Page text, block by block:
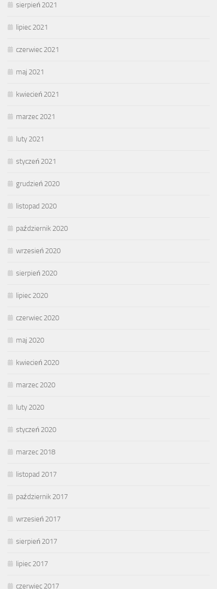
sierpień 2021
lipiec 2021
czerwiec 2021
maj 2021
kwiecień 2021
marzec 2021
luty 2021
styczeń 2021
grudzień 2020
listopad 2020
październik 2020
wrzesień 2020
sierpień 2020
lipiec 2020
czerwiec 2020
maj 2020
kwiecień 2020
marzec 2020
luty 2020
styczeń 2020
marzec 2018
listopad 2017
październik 2017
wrzesień 2017
sierpień 2017
lipiec 2017
czerwiec 2017